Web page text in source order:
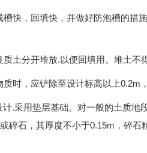
快，回填快，并做好防泡槽的措
土分开堆放.以便回填用。堆土不
时，应铲除至设计标高以上0.2m
.采用垫层基础。对一般的土质地
碎石，其厚度不小于0.15m，碎石